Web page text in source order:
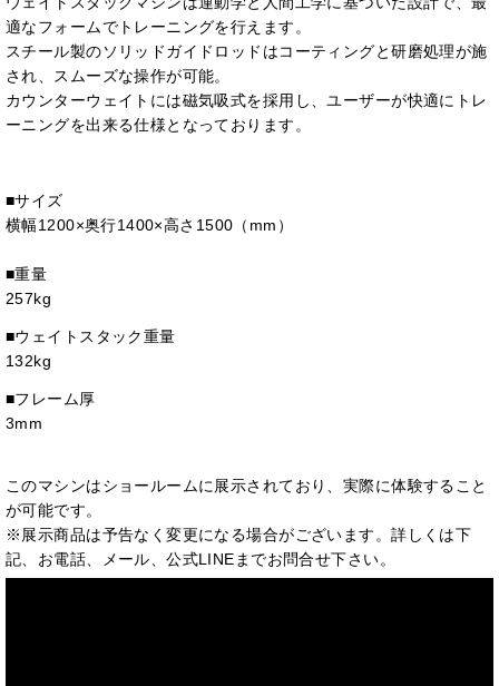
適なフォームでトレーニングを行えます。
スチール製のソリッドガイドロッドはコーティングと研磨処理が施
され、スムーズな操作が可能。
カウンターウェイトには磁気吸式を採用し、ユーザーが快適にトレ
ーニングを出来る仕様となっております。
■サイズ
横幅1200×奥行1400×高さ1500（mm）
■重量
257kg
■ウェイトスタック重量
132kg
■フレーム厚
3mm
このマシンはショールームに展示されており、実際に体験すること
が可能です。
※展示商品は予告なく変更になる場合がございます。詳しくは下
記、お電話、メール、公式LINEまでお問合せ下さい。